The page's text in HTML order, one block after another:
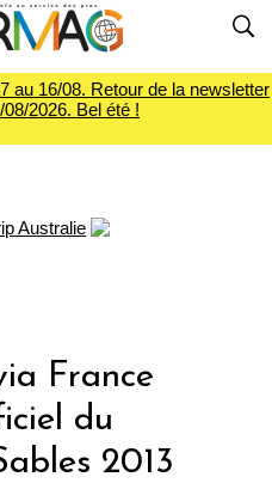
au 16/08. Retour de la newsletter
2026. Bel été !
France
du
2013